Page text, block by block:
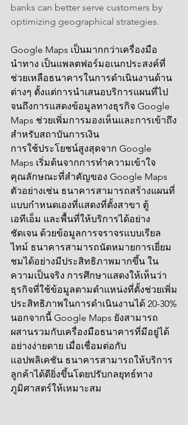
banks can better serve customers by
optimizing geographical strategies.
Google Maps เป็นมากกว่าเครื่องมือ
นำทาง เป็นแพลตฟอร์มอเนกประสงค์ที่
ช่วยเหลือธนาคารในการดำเนินงานด้าน
ต่างๆ ตั้งแต่การนำเสนอบริการแผนที่ไป
จนถึงการแสดงข้อมูลทางธุรกิจ Google
Maps ช่วยเพิ่มการมองเห็นและการเข้าถึง
สำหรับสถาบันการเงิน
การใช้ประโยชน์สูงสุดจาก Google
Maps เริ่มต้นจากการทำความเข้าใจ
คุณลักษณะที่สำคัญของ Google Maps
ตัวอย่างเช่น ธนาคารสามารถสร้างแผนที่
แบบกำหนดเองที่แสดงที่ตั้งสาขา ตู้
เอทีเอ็ม และพื้นที่ให้บริการได้อย่าง
ชัดเจน ด้วยข้อมูลการจราจรแบบเรียล
ไทม์ ธนาคารสามารถนัดหมายการเยี่ยม
ชมได้อย่างมีประสิทธิภาพมากขึ้น ใน
ความเป็นจริง การศึกษาแสดงให้เห็นว่า
ธุรกิจที่ใช้ข้อมูลตามตำแหน่งที่ตั้งช่วยเพิ่ม
ประสิทธิภาพในการดำเนินงานได้ 20-30%
นอกจากนี้ Google Maps ยังสามารถ
ผสานรวมกับเครื่องมือธนาคารที่มีอยู่ได้
อย่างง่ายดาย เมื่อเชื่อมต่อกับ
แอปพลิเคชัน ธนาคารสามารถให้บริการ
ลูกค้าได้ดียิ่งขึ้นโดยปรับกลยุทธ์ทาง
ภูมิศาสตร์ให้เหมาะสม